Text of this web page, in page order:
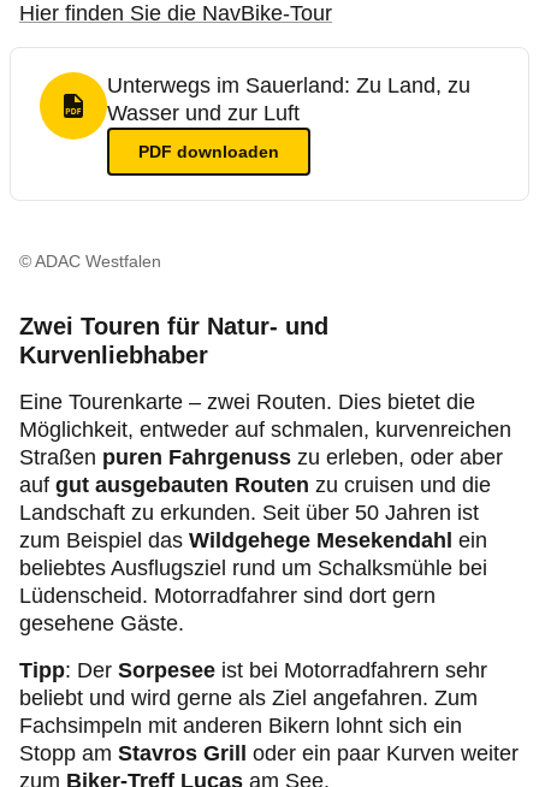
Hier finden Sie die NavBike-Tour
PDF Format
Unterwegs im Sauerland: Zu Land, zu
Wasser und zur Luft
PDF downloaden
© ADAC Westfalen
Zwei Touren für Natur- und
Kurvenliebhaber
Eine Tourenkarte – zwei Routen. Dies bietet die
Möglichkeit, entweder auf schmalen, kurvenreichen
Straßen puren Fahrgenuss zu erleben, oder aber
auf gut ausgebauten Routen zu cruisen und die
Landschaft zu erkunden. Seit über 50 Jahren ist
zum Beispiel das Wildgehege Mesekendahl ein
beliebtes Ausflugsziel rund um Schalksmühle bei
Lüdenscheid. Motorradfahrer sind dort gern
gesehene Gäste.
Tipp: Der Sorpesee ist bei Motorradfahrern sehr
beliebt und wird gerne als Ziel angefahren. Zum
Fachsimpeln mit anderen Bikern lohnt sich ein
Stopp am Stavros Grill
oder ein paar Kurven weiter
zum Biker-Treff Lucas am See.